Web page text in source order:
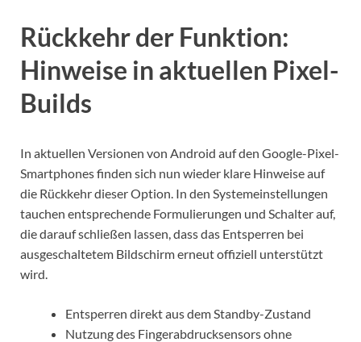
Rückkehr der Funktion:
Hinweise in aktuellen Pixel-
Builds
In aktuellen Versionen von Android auf den Google-Pixel-
Smartphones finden sich nun wieder klare Hinweise auf
die Rückkehr dieser Option. In den Systemeinstellungen
tauchen entsprechende Formulierungen und Schalter auf,
die darauf schließen lassen, dass das Entsperren bei
ausgeschaltetem Bildschirm erneut offiziell unterstützt
wird.
Entsperren direkt aus dem Standby-Zustand
Nutzung des Fingerabdrucksensors ohne